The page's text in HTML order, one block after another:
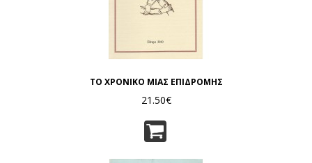
ΤΟ ΧΡΟΝΙΚΟ ΜΙΑΣ ΕΠΙΔΡΟΜΗΣ
21.50€